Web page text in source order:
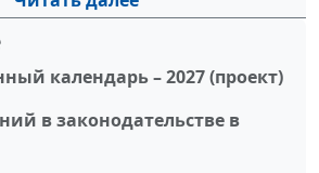
календарь – 2027 (проект)
в законодательстве в